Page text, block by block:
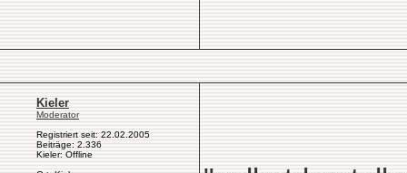
Kieler
Moderator
Registriert seit: 22.02.2005
Beiträge: 2.336
Kieler: Offline